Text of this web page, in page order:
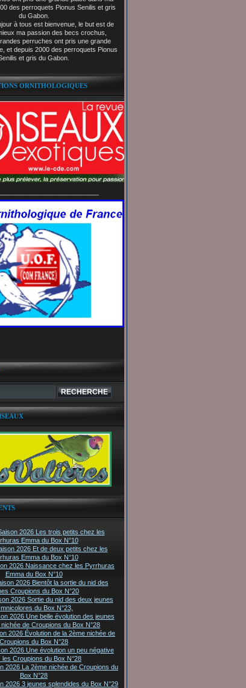
à tous est bienvenue, le but est de
ma passion des becs crochus,
perruches ont pris une grande
et depuis 2000 des perroquets Pionus
et gris du Gabon.
ORNITHOLOGIQUES
2026 Les trois petits chez les
Emma du Box N°10
2026 Et de deux petits chez les
Emma du Box N°10
2026 Naissance chez les Pyrrhuras
Emma du Box N°10
2026 Bientôt la sortie du nid des
Croupions du Box N°20
2026 Sortie du nid des deux jeunes
du Box N°23,
2026 Une belle évolution des jeunes
de Croupions du Box N°28
2026 Évolution de la 2ème nichée de
Croupions du Box N°28
2026 Une évolution un peu négative
les Croupions du Box N°28
2026 La 2ème nichée de Croupions du
Box N°28
2026 3 jeunes splendides du Box N°29